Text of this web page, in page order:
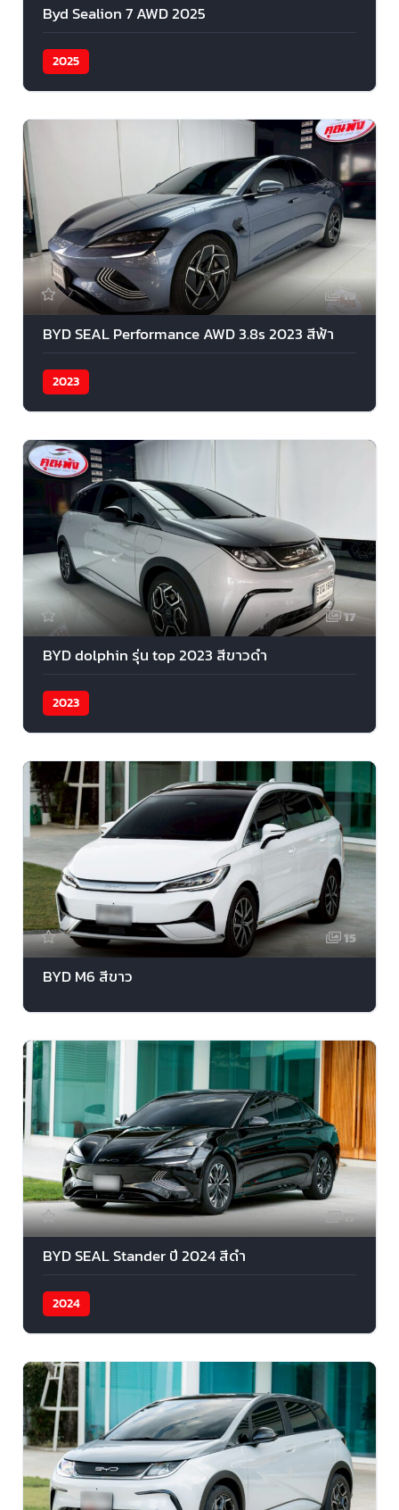
Byd Sealion 7 AWD 2025
2025
19
BYD SEAL Performance AWD 3.8s 2023 สีฟ้า
2023
17
BYD dolphin รุ่น top 2023 สีขาวดำ
2023
15
BYD M6 สีขาว
17
BYD SEAL Stander ปี 2024 สีดำ
2024